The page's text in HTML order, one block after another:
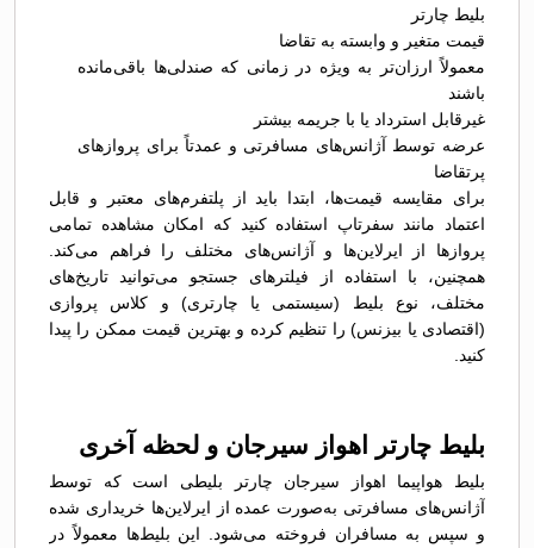
بلیط چارتر
قیمت متغیر و وابسته به تقاضا
معمولاً ارزان‌تر به ویژه در زمانی که صندلی‌ها باقی‌مانده
باشند
غیرقابل استرداد یا با جریمه بیشتر
عرضه توسط آژانس‌های مسافرتی و عمدتاً برای پروازهای
پرتقاضا
برای مقایسه قیمت‌ها، ابتدا باید از پلتفرم‌های معتبر و قابل
اعتماد مانند سفرتاپ استفاده کنید که امکان مشاهده تمامی
پروازها از ایرلاین‌ها و آژانس‌های مختلف را فراهم می‌کند.
همچنین، با استفاده از فیلترهای جستجو می‌توانید تاریخ‌های
مختلف، نوع بلیط (سیستمی یا چارتری) و کلاس پروازی
(اقتصادی یا بیزنس) را تنظیم کرده و بهترین قیمت ممکن را پیدا
کنید.
بلیط چارتر اهواز سیرجان و لحظه آخری
بلیط هواپیما اهواز سیرجان چارتر بلیطی است که توسط
آژانس‌های مسافرتی به‌صورت عمده از ایرلاین‌ها خریداری شده
و سپس به مسافران فروخته می‌شود. این بلیط‌ها معمولاً در